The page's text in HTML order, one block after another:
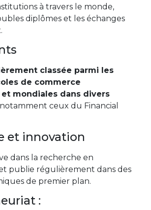
à travers le monde,
diplômes et les échanges
classée parmi les
de commerce
mondiales dans divers
ceux du Financial
et innovation
dans la recherche en
publie régulièrement dans des
de premier plan.
: